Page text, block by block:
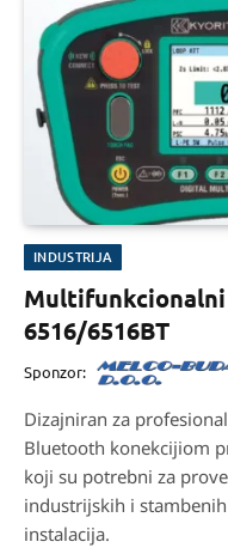
INDUSTRIJA
6516/6516BT
Sponzor:
Dizajniran za
Bluetooth konekcijiom
koji su potrebni za
industrijskih i
instalacija.